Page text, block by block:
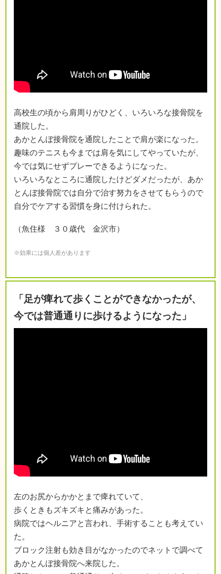
高校生の頃から肩周りがひどく、いろいろな接骨院を
通院した。
あかとんぼ接骨院を通院したことで肩が楽になった。
趣味のテニスも今までは肩を気にしてやっていたが、
今では気にせずプレーできるようになった。
いろいろなところに通院したけどダメだったが、あか
とんぼ接骨院では自分で治す努力をさせてもらうので
自分でケアする習慣を身に付けられた。
（魚住様 ３０歳代 金沢市）
※効果には個人差があります
「足が痺れて歩くことができなかったが、
今では普通通りに歩けるようになった」
左のお尻からかかとまで痺れていて、
歩くときもズキズキと痛みがあった。
病院ではヘルニアと言われ、手術することも考えてい
た。
ブロック注射も効き目がなかったのでネットで調べて
あかとんぼ接骨院へ来院した。